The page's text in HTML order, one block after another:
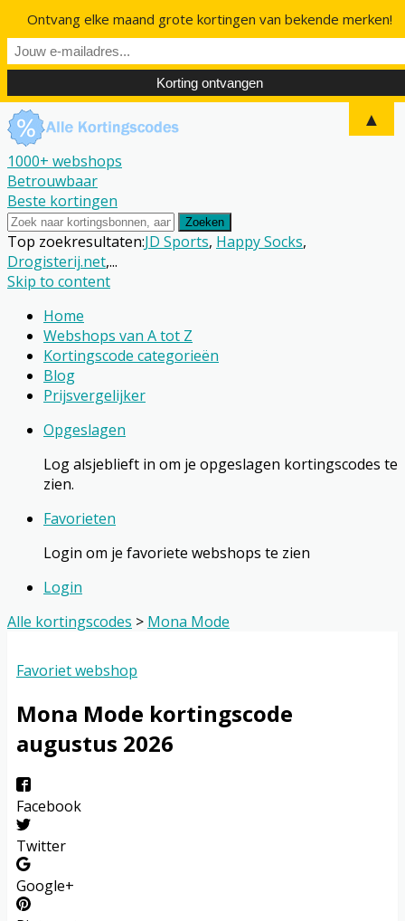
1000+ webshops
Betrouwbaar
Beste kortingen
Zoeken
Top zoekresultaten:JD Sports, Happy Socks,
Drogisterij.net,...
Skip to content
Home
Webshops van A tot Z
Kortingscode categorieën
Blog
Prijsvergelijker
Opgeslagen
Log alsjeblieft in om je opgeslagen kortingscodes te
zien.
Favorieten
Login om je favoriete webshops te zien
Login
Alle kortingscodes > Mona Mode
Favoriet webshop
Mona Mode kortingscode
augustus 2026
Facebook
Twitter
Google+
Ontvang elke maand grote kortingen van bekende merken!
▲